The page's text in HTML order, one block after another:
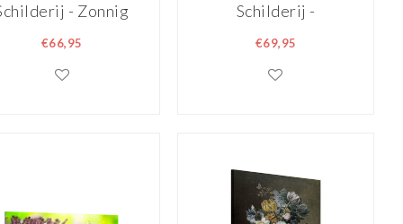
- Zonnig
Amsterdam,
Premium Print,
€66,95
Schilderij -
Rozenblaadjes in
Premium print
€69,95